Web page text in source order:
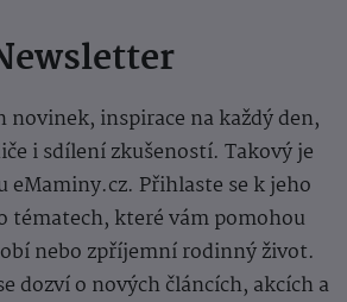
novinek, inspirace na každý den,
i sdílení zkušeností. Takový je
eMaminy.cz. Přihlaste se k jeho
tématech, které vám pomohou
nebo zpříjemní rodinný život.
dozví o nových článcích, akcích a